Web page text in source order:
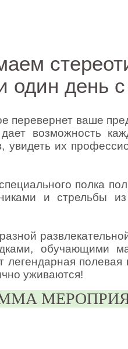
один день
перевернет ваше
возможность
увидеть их
полка
и
обучающими
легендарная
уживаются!